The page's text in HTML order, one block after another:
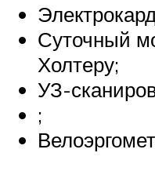
Суточный
Холтеру;
УЗ-
;